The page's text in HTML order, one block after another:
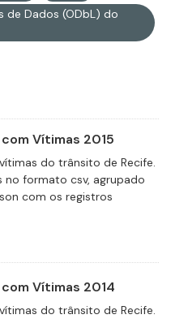
de Dados (ODbL) do
Vítimas 2015
do trânsito de Recife.
no formato csv, agrupado
com os registros
Vítimas 2014
do trânsito de Recife.